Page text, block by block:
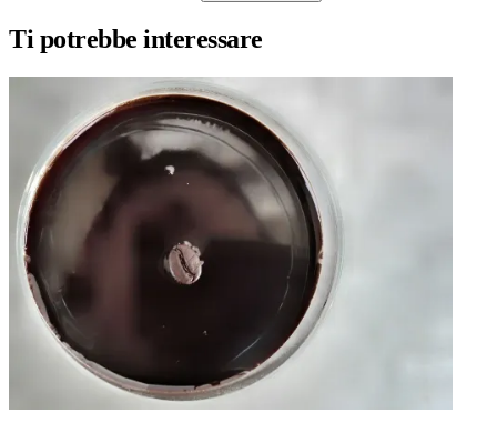
Ti potrebbe interessare